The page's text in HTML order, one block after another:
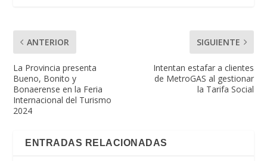
ANTERIOR
La Provincia presenta
Bueno, Bonito y
Bonaerense en la Feria
Internacional del Turismo
2024
SIGUIENTE
Intentan estafar a clientes
de MetroGAS al gestionar
la Tarifa Social
ENTRADAS RELACIONADAS